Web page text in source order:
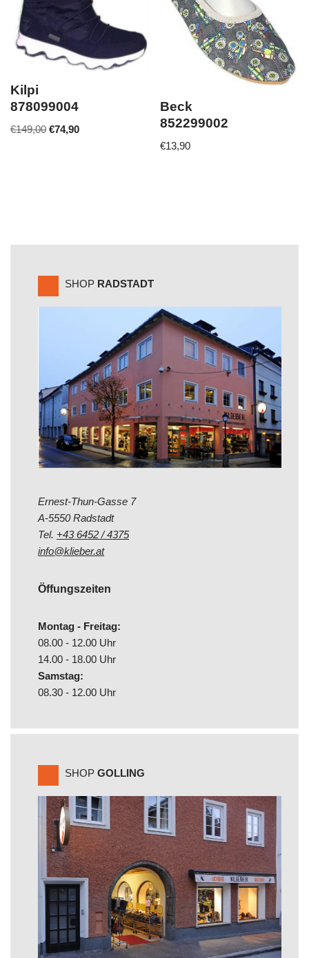
Kilpi
878099004
€149,00 €74,90
Beck
852299002
€13,90
SHOP RADSTADT
Ernest-Thun-Gasse 7
A-5550 Radstadt
Tel. +43 6452 / 4375
info@klieber.at
Öffungszeiten
Montag - Freitag:
08.00 - 12.00 Uhr
14.00 - 18.00 Uhr
Samstag:
08.30 - 12.00 Uhr
SHOP GOLLING